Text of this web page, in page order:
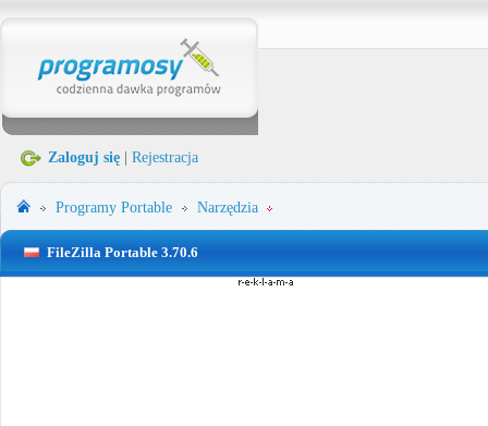
Zaloguj się Rejestracja
Programy Portable Narzędzia
FileZilla Portable 3.70.6